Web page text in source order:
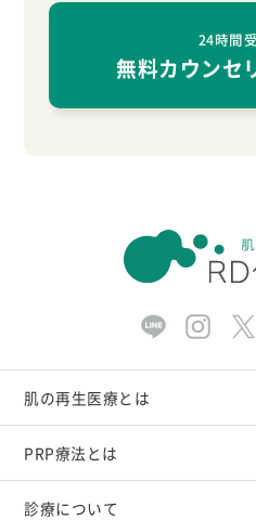
24時間
無料カウンセ
肌の再生医療とは
PRP療法とは
診療について